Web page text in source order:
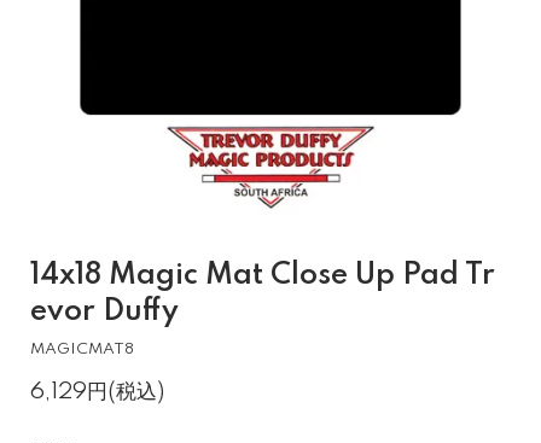
14x18 Magic Mat Close Up Pad Tr
evor Duffy
MAGICMAT8
6,129円(税込)